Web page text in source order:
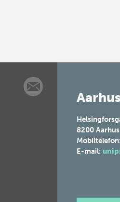
8200
Mobiltelefon:
E-mail: